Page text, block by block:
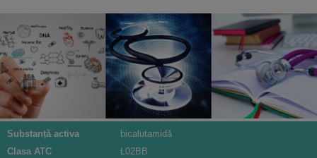
Substanță activa
bicalutamidă
Clasa ATC
L02BB